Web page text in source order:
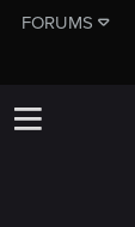
FORUMS